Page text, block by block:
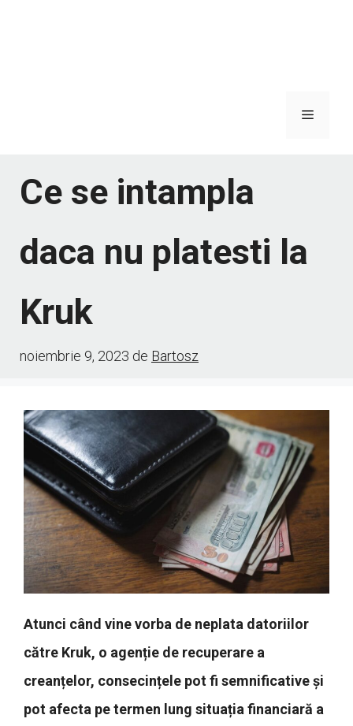
Meniu
Ce se intampla
daca nu platesti la
Kruk
noiembrie 9, 2023 de Bartosz
Atunci când vine vorba de neplata datoriilor
către Kruk, o agenție de recuperare a
creanțelor, consecințele pot fi semnificative și
pot afecta pe termen lung situația financiară a